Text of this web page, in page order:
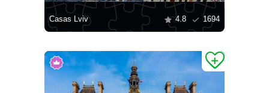
Casas Lviv 4.8 1694